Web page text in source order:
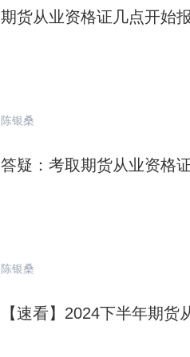
期货从业资格证几点开始
陈银桑
答疑：考取期货从业资格
陈银桑
【速看】2024下半年期